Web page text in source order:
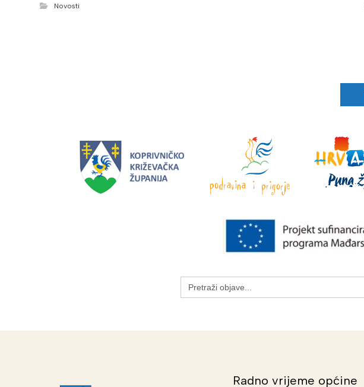
Novosti
Search
for:
Radno vrijeme općine